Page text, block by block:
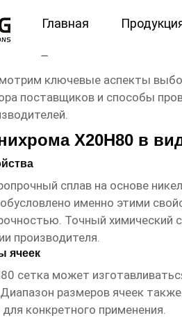
Главная
Х20Н80
ключевые аспекты
поставщиков и способы
Х20Н80 в
сплав на основе
именно этими
Точный
производителя.
ячеек
сеткаможет
размеров ячеек
конкретного применения.